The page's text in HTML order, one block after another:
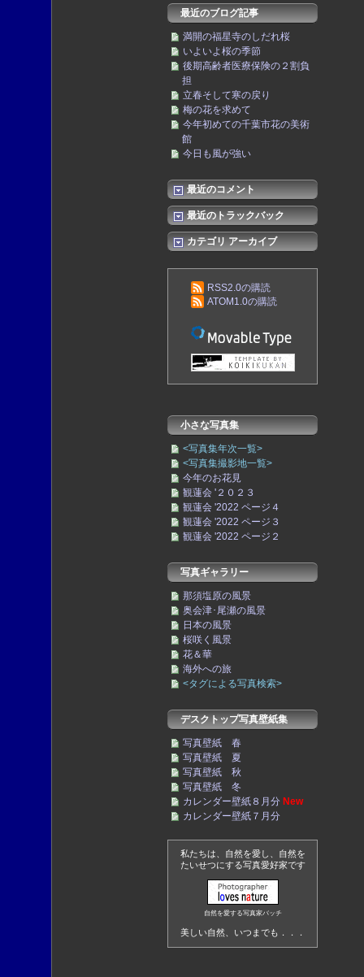
最近のブログ記事
満開の福星寺のしだれ桜
いよいよ桜の季節
後期高齢者医療保険の２割負
担
立春そして寒の戻り
梅の花を求めて
今年初めての千葉市花の美術
館
今日も風が強い
最近のコメント
最近のトラックバック
カテゴリ アーカイブ
RSS2.0の購読
ATOM1.0の購読
小さな写真集
<写真集年次一覧>
<写真集撮影地一覧>
今年のお花見
観蓮会 '２０２３
観蓮会 '2022 ページ４
観蓮会 '2022 ページ３
観蓮会 '2022 ページ２
写真ギャラリー
那須塩原の風景
奥会津･尾瀬の風景
日本の風景
桜咲く風景
花＆華
海外への旅
<タグによる写真検索>
デスクトップ写真壁紙集
写真壁紙 春
写真壁紙 夏
写真壁紙 秋
写真壁紙 冬
カレンダー壁紙８月分 New
カレンダー壁紙７月分
私たちは、自然を愛し、自然を
たいせつにする写真愛好家です
自然を愛する写真家バッチ
美しい自然、いつまでも．．．